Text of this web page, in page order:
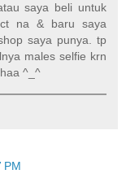
saya beli untuk
na & baru saya
saya punya. tp
males selfie krn
^_^
PM